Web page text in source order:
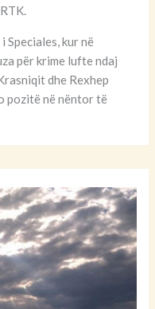
Speciales, kur në
për krime lufte ndaj
dhe Rexhep
pozitë në nëntor të